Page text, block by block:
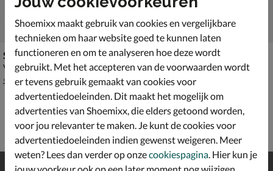
Shoesme
Veterboots - multi
van € 99,99 vanaf € 66,49
99 99 v.a.66,49
Maruti Eden
Veterboots - multi
van € 119,99 voor € 83,99
119,99 83,99
verzending en retour*
Shoemixx maakt gebruik van cookies en vergelijkbare
technieken om haar website goed te kunnen laten
functioneren en om te analyseren hoe deze wordt
gebruikt. Met het accepteren van de voorwaarden wordt
er tevens gebruik gemaakt van cookies voor
advertentiedoeleinden. Dit maakt het mogelijk om
advertenties van Shoemixx, die elders getoond worden,
voor jou relevanter te maken. Je kunt de cookies voor
advertentiedoeleinden indien gewenst weigeren. Meer
weten? Lees dan verder op onzecookiespagina . Hier kun je
jouw voorkeur ook op een later moment nog wijzigen.